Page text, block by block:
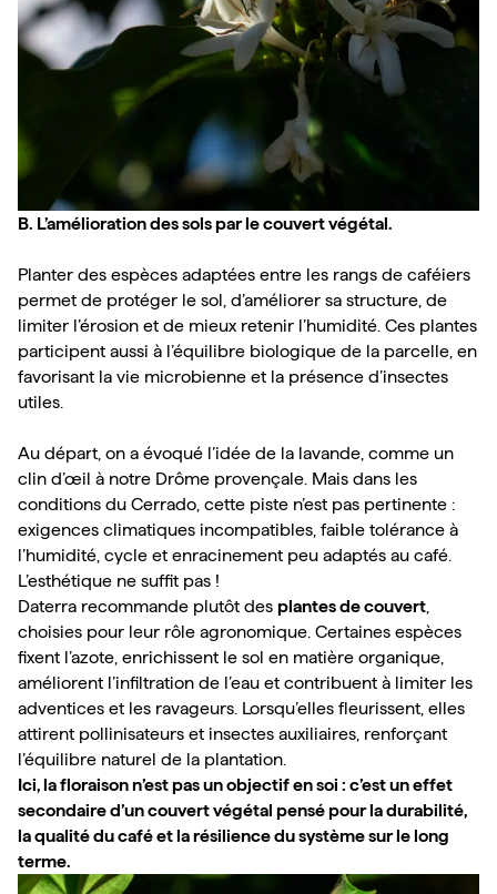
B. L’amélioration des sols par le couvert végétal.
Planter des espèces adaptées entre les rangs de caféiers
permet de protéger le sol, d’améliorer sa structure, de
limiter l’érosion et de mieux retenir l’humidité. Ces plantes
participent aussi à l’équilibre biologique de la parcelle, en
favorisant la vie microbienne et la présence d’insectes
utiles.
Au départ, on a évoqué l’idée de la lavande, comme un
clin d’œil à notre Drôme provençale. Mais dans les
conditions du Cerrado, cette piste n’est pas pertinente :
exigences climatiques incompatibles, faible tolérance à
l’humidité, cycle et enracinement peu adaptés au café.
L’esthétique ne suffit pas !
Daterra recommande plutôt des plantes de couvert
choisies pour leur rôle agronomique. Certaines espèces
fixent l’azote, enrichissent le sol en matière organique,
améliorent l’infiltration de l’eau et contribuent à limiter les
adventices et les ravageurs. Lorsqu’elles fleurissent, elles
attirent pollinisateurs et insectes auxiliaires, renforçant
l’équilibre naturel de la plantation.
Ici, la floraison n’est pas un objectif en soi : c’est un effet
secondaire d’un couvert végétal pensé pour la durabilité,
la qualité du café et la résilience du système sur le long
terme.